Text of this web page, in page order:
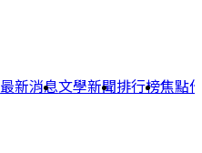
最新消息文學新聞排行榜焦點